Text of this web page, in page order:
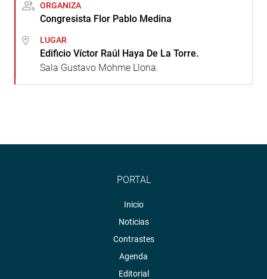
ORGANIZA
Congresista Flor Pablo Medina
LUGAR
Edificio Víctor Raúl Haya De La Torre.
Sala Gustavo Mohme Llona.
PORTAL
Inicio
Noticias
Contrastes
Agenda
Editorial